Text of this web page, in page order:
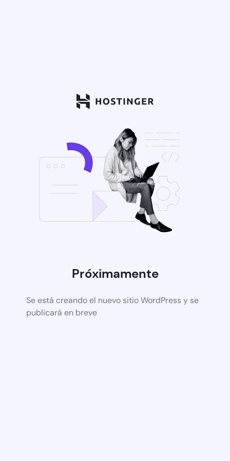
Próximamente
Se está creando el nuevo sitio WordPress y se
publicará en breve